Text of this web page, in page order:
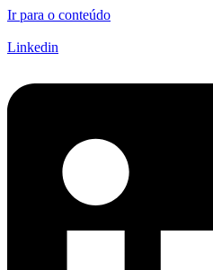
Ir para o conteúdo
Linkedin